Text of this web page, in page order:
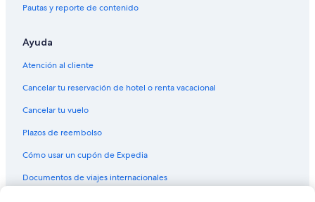
Pautas y reporte de contenido
Ayuda
Atención al cliente
Cancelar tu reservación de hotel o renta vacacional
Cancelar tu vuelo
Plazos de reembolso
Cómo usar un cupón de Expedia
Documentos de viajes internacionales